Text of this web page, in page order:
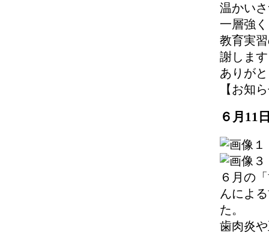
温かい
一層強
教育実
謝しま
ありが
【お知
６月11
６月の
んによ
た。
歯肉炎